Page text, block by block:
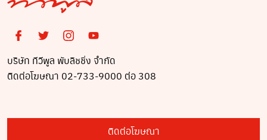
บริษัท ทีวีพูล พับลิชชิ่ง จำกัด
ติดต่อโฆษณา 02-733-9000 ต่อ 308
ติดต่อโฆษณา